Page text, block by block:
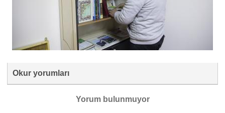
Okur yorumları
Yorum bulunmuyor